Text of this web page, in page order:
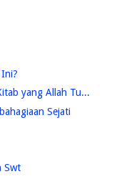
yang Allah Tu...
Sejati
Swt